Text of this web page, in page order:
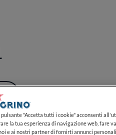
"Accetta tutti i cookie" acconsenti
la tua esperienza di navigazione web, fare
e ai nostri partner di fornirti annunci